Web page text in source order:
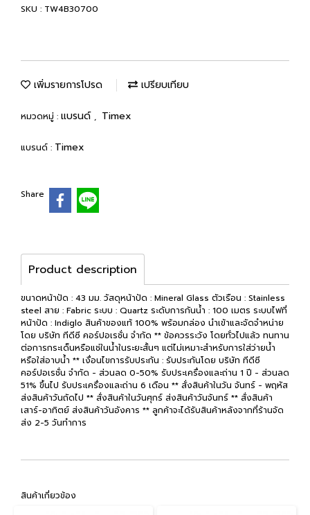
SKU : TW4B30700
เพิ่มรายการโปรด เปรียบเทียบ
หมวดหมู่ : แบรนด์ , Timex
แบรนด์ : Timex
Share
Product description
ขนาดหน้าปัด : 43 มม. วัสดุหน้าปัด : Mineral Glass ตัวเรือน : Stainless
steel สาย : Fabric ระบบ : Quartz ระดับการกันน้ำ : 100 เมตร ระบบไฟที่
หน้าปัด : Indiglo สินค้าของแท้ 100% พร้อมกล่อง นำเข้าและจัดจำหน่าย
โดย บริษัท ทีดีซี คอร์ปอเรชั่น จำกัด ** ข้อควรระวัง โดยทั่วไปแล้ว ทนทาน
ต่อการกระเด็นหรือแช่ในน้ำในระยะสั้นๆ แต่ไม่เหมาะสำหรับการใส่ว่ายน้ำ
หรือใส่อาบน้ำ ** เงื่อนไขการรับประกัน : รับประกันโดย บริษัท ทีดีซี
คอร์ปอเรชั่น จำกัด - ส่วนลด 0-50% รับประเครื่องและถ่าน 1 ปี - ส่วนลด
51% ขึ้นไป รับประเครื่องและถ่าน 6 เดือน ** สั่งสินค้าในวัน จันทร์ - พฤหัส
ส่งสินค้าวันถัดไป ** สั่งสินค้าในวันศุกร์ ส่งสินค้าวันจันทร์ ** สั่งสินค้า
เสาร์-อาทิตย์ ส่งสินค้าวันอังคาร ** ลูกค้าจะได้รับสินค้าหลังจากที่ร้านจัด
ส่ง 2-5 วันทำการ
สินค้าเกี่ยวข้อง